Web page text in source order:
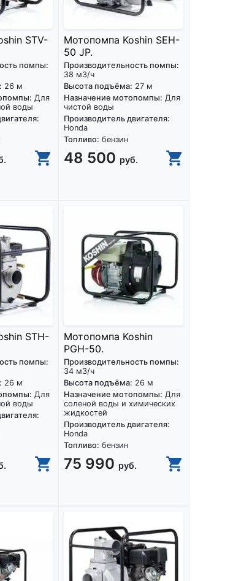
STV-
помпы:
26 м
Для
воды
Мотопомпа Koshin SEH-
50 JP.
Производительность помпы:
38 м3/ч
Высота подъёма: 27 м
Назначение мотопомпы: Для
чистой воды
Производитель двигателя:
Honda
Топливо: бензин
48 500 руб.
STH-
помпы:
26 м
Для
воды
Мотопомпа Koshin
PGH-50.
Производительность помпы:
34 м3/ч
Высота подъёма: 26 м
Назначение мотопомпы: Для
соленой воды и химических
жидкостей
Производитель двигателя:
Honda
Топливо: бензин
75 990 руб.